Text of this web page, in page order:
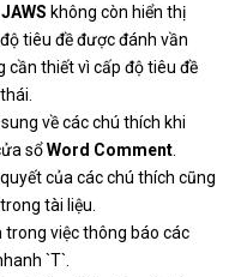
JAWS không còn hiển thị
tiêu đề được đánh vần
cần thiết vì cấp độ tiêu đề
về các chú thích khi
sổWord Comment
của các chú thích cũng
tài liệu.
trong việc thông báo các
`T`.